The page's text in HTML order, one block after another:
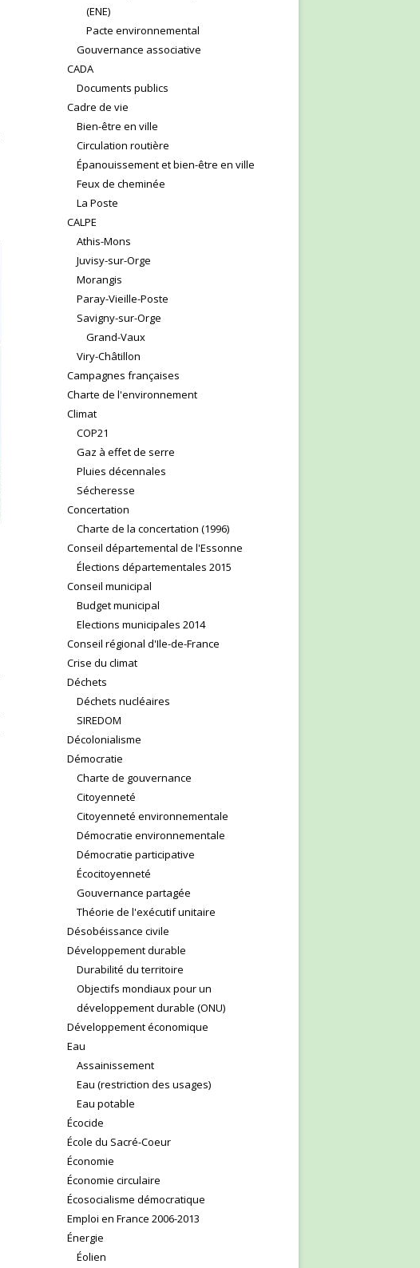
(ENE)
Pacte environnemental
Gouvernance associative
CADA
Documents publics
Cadre de vie
Bien-être en ville
Circulation routière
Épanouissement et bien-être en ville
Feux de cheminée
La Poste
CALPE
Athis-Mons
Juvisy-sur-Orge
Morangis
Paray-Vieille-Poste
Savigny-sur-Orge
Grand-Vaux
Viry-Châtillon
Campagnes françaises
Charte de l'environnement
Climat
COP21
Gaz à effet de serre
Pluies décennales
Sécheresse
Concertation
Charte de la concertation (1996)
Conseil départemental de l'Essonne
Élections départementales 2015
Conseil municipal
Budget municipal
Elections municipales 2014
Conseil régional d'Ile-de-France
Crise du climat
Déchets
Déchets nucléaires
SIREDOM
Décolonialisme
Démocratie
Charte de gouvernance
Citoyenneté
Citoyenneté environnementale
Démocratie environnementale
Démocratie participative
Écocitoyenneté
Gouvernance partagée
Théorie de l'exécutif unitaire
Désobéissance civile
Développement durable
Durabilité du territoire
Objectifs mondiaux pour un
développement durable (ONU)
Développement économique
Eau
Assainissement
Eau (restriction des usages)
Eau potable
Écocide
École du Sacré-Coeur
Économie
Économie circulaire
Écosocialisme démocratique
Emploi en France 2006-2013
Énergie
Éolien